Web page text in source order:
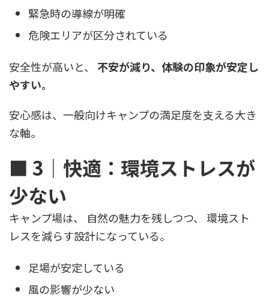
緊急時の導線が明確
危険エリアが区分されている
安全性が高いと、 不安が減り、体験の印象が安定し
やすい。
安心感は、一般向けキャンプの満足度を支える大き
な軸。
■ 3｜快適：環境ストレスが
少ない
キャンプ場は、 自然の魅力を残しつつ、 環境スト
レスを減らす設計になっている。
足場が安定している
風の影響が少ない